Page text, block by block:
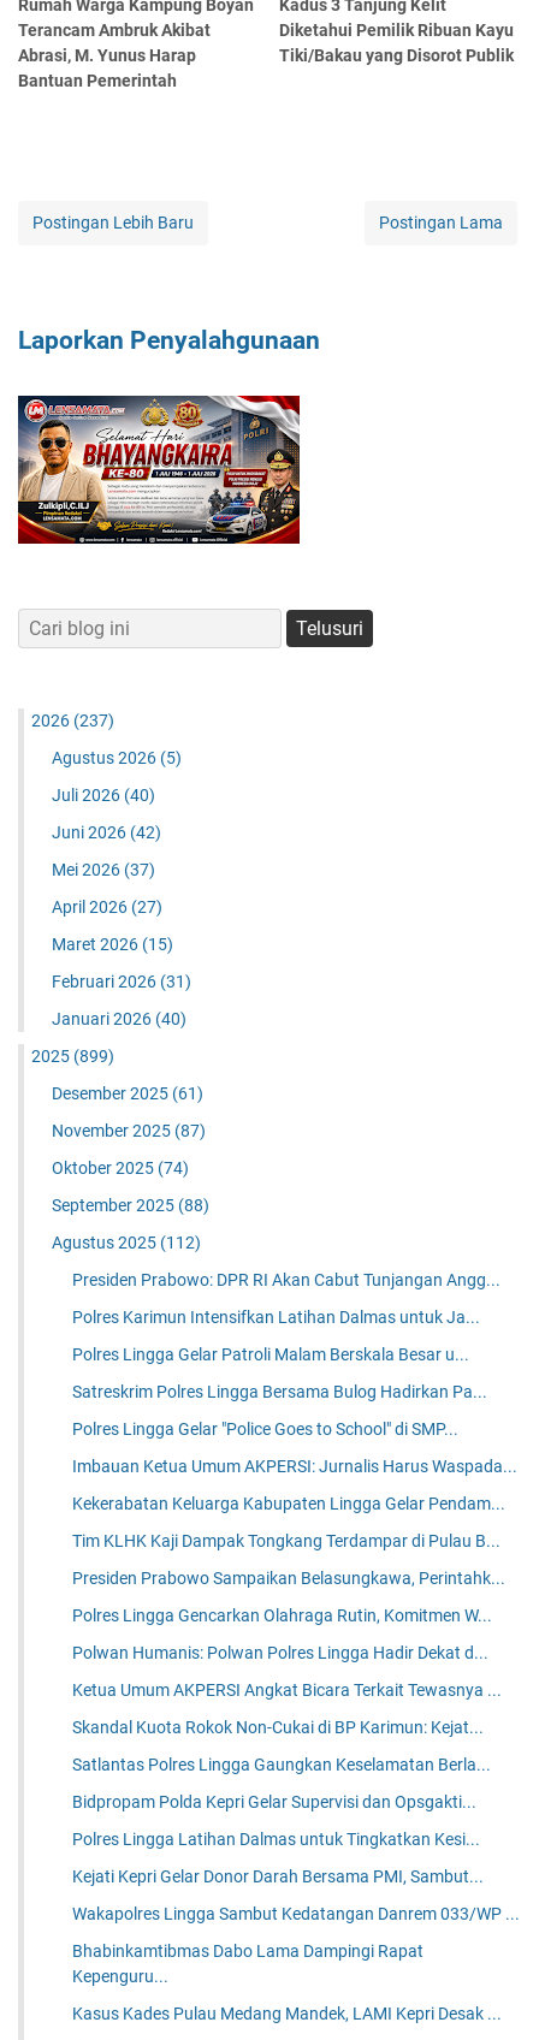
Rumah Warga Kampung Boyan
Terancam Ambruk Akibat
Abrasi, M. Yunus Harap
Bantuan Pemerintah
Kadus 3 Tanjung Kelit
Diketahui Pemilik Ribuan Kayu
Tiki/Bakau yang Disorot Publik
Postingan Lebih Baru Postingan Lama
Laporkan Penyalahgunaan
2026 (237)
Agustus 2026 (5)
Juli 2026 (40)
Juni 2026 (42)
Mei 2026 (37)
April 2026 (27)
Maret 2026 (15)
Februari 2026 (31)
Januari 2026 (40)
2025 (899)
Desember 2025 (61)
November 2025 (87)
Oktober 2025 (74)
September 2025 (88)
Agustus 2025 (112)
Presiden Prabowo: DPR RI Akan Cabut Tunjangan Angg...
Polres Karimun Intensifkan Latihan Dalmas untuk Ja...
Polres Lingga Gelar Patroli Malam Berskala Besar u...
Satreskrim Polres Lingga Bersama Bulog Hadirkan Pa...
Polres Lingga Gelar "Police Goes to School" di SMP...
Imbauan Ketua Umum AKPERSI: Jurnalis Harus Waspada...
Kekerabatan Keluarga Kabupaten Lingga Gelar Pendam...
Tim KLHK Kaji Dampak Tongkang Terdampar di Pulau B...
Presiden Prabowo Sampaikan Belasungkawa, Perintahk...
Polres Lingga Gencarkan Olahraga Rutin, Komitmen W...
Polwan Humanis: Polwan Polres Lingga Hadir Dekat d...
Ketua Umum AKPERSI Angkat Bicara Terkait Tewasnya ...
Skandal Kuota Rokok Non-Cukai di BP Karimun: Kejat...
Satlantas Polres Lingga Gaungkan Keselamatan Berla...
Bidpropam Polda Kepri Gelar Supervisi dan Opsgakti...
Polres Lingga Latihan Dalmas untuk Tingkatkan Kesi...
Kejati Kepri Gelar Donor Darah Bersama PMI, Sambut...
Wakapolres Lingga Sambut Kedatangan Danrem 033/WP ...
Bhabinkamtibmas Dabo Lama Dampingi Rapat
Kepenguru...
Kasus Kades Pulau Medang Mandek, LAMI Kepri Desak ...